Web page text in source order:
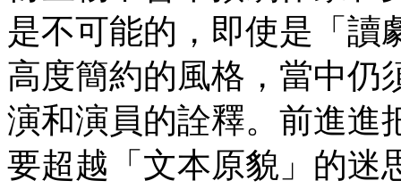
是不可能的，即使是「讀
高度簡約的風格，當中仍
演和演員的詮釋。前進進
要超越「文本原貌」的迷